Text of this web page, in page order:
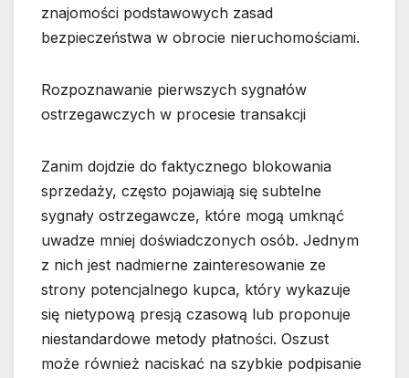
znajomości podstawowych zasad
bezpieczeństwa w obrocie nieruchomościami.
Rozpoznawanie pierwszych sygnałów
ostrzegawczych w procesie transakcji
Zanim dojdzie do faktycznego blokowania
sprzedaży, często pojawiają się subtelne
sygnały ostrzegawcze, które mogą umknąć
uwadze mniej doświadczonych osób. Jednym
z nich jest nadmierne zainteresowanie ze
strony potencjalnego kupca, który wykazuje
się nietypową presją czasową lub proponuje
niestandardowe metody płatności. Oszust
może również naciskać na szybkie podpisanie